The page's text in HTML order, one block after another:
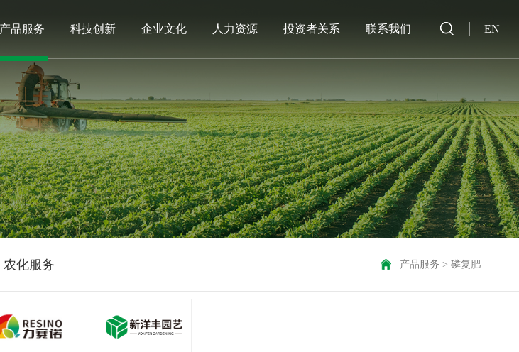
产品服务 科技创新 企业文化 人力资源 投资者关系 联系我们 EN
农化服务 产品服务 >磷复肥